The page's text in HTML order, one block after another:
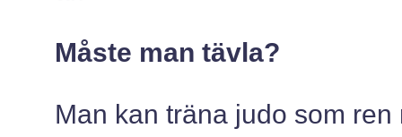
Måste man tävla?
Man kan träna judo som